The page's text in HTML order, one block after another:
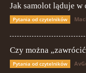
Jak samolot ląduje w
Pytania od czytelników
Czy można
Pytania od czytelników